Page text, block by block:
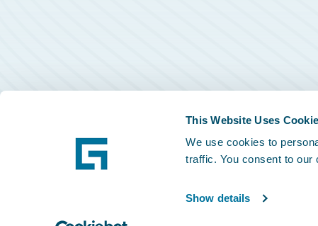
This Website Uses
We use cookies to
traffic. You consent to our
Show details